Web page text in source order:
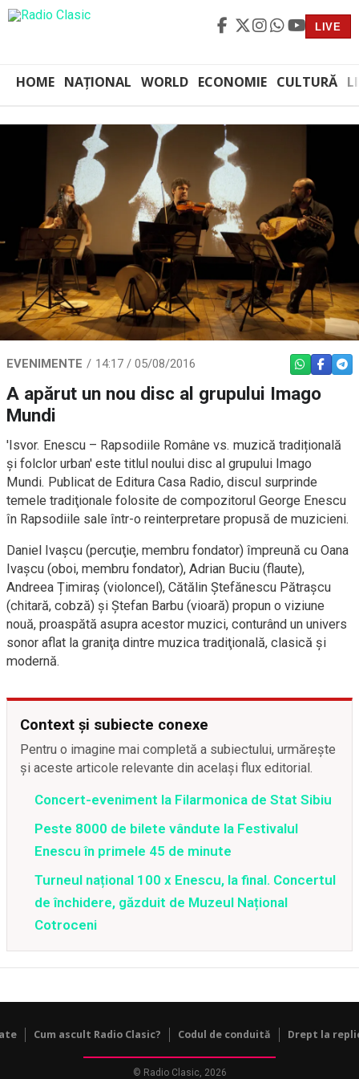
LIVE
HOME NAȚIONAL WORLD ECONOMIE CULTURĂ
EVENIMENTE 14:17 / 05/08/2016 WHATSAPP
A apărut un nou disc al grupului Imago
Mundi
'Isvor. Enescu – Rapsodiile Române vs. muzică tradițională
și folclor urban' este titlul noului disc al grupului Imago
Mundi. Publicat de Editura Casa Radio, discul surprinde
temele tradiţionale folosite de compozitorul George Enescu
în Rapsodiile sale într-o reinterpretare propusă de muzicieni.
Daniel Ivaşcu (percuţie, membru fondator) împreună cu Oana
Ivașcu (oboi, membru fondator), Adrian Buciu (flaute),
Andreea Țimiraș (violoncel), Cătălin Ștefănescu Pătraşcu
(chitară, cobză) și Ștefan Barbu (vioară) propun o viziune
nouă, proaspătă asupra acestor muzici, conturând un univers
sonor aflat la graniţa dintre muzica tradiţională, clasică şi
modernă.
Context și subiecte conexe
Pentru o imagine mai completă a subiectului, urmărește
și aceste articole relevante din același flux editorial.
Concert-eveniment la Filarmonica de Stat Sibiu
Peste 8000 de bilete vândute la Festivalul
Enescu în primele 45 de minute
Turneul național 100 x Enescu, la final. Concertul
de închidere, găzduit de Muzeul Național
Cotroceni
Cum ascult Radio Clasic? Codul de conduită Drept la
© Radio Clasic, 2026